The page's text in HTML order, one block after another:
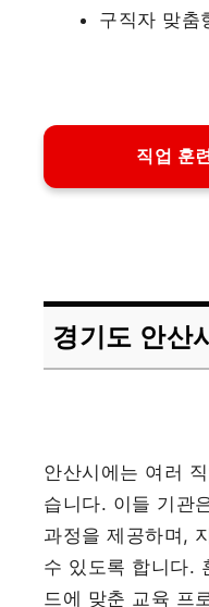
구직자 맞춤
직업 훈
경기도 안산
안산시에는 여러
습니다. 이들 기관
과정을 제공하며,
수 있도록 합니다.
드에 맞춘 교육 프